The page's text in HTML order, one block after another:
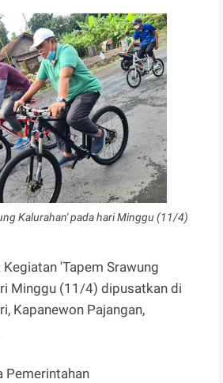
Kalurahan' pada hari Minggu (11/4)
Kegiatan 'Tapem Srawung
Minggu (11/4) dipusatkan di
Kapanewon Pajangan,
Pemerintahan